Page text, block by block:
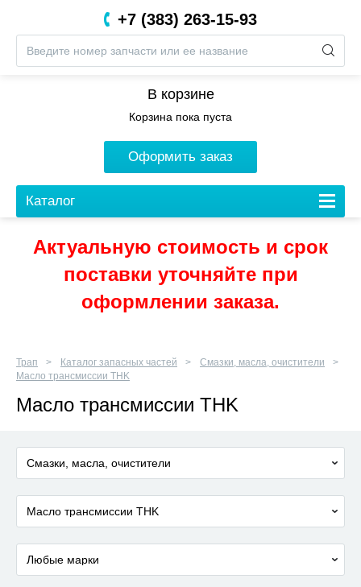
8 (800) 201-05-06
+7 (383) 263-15-93
В корзине
Корзина пока пуста
Оформить заказ
Каталог
Актуальную стоимость и срок
поставки уточняйте при
оформлении заказа.
Трап Каталог запасных частей
Смазки, масла, очистители
Масло трансмиссии THK
Масло трансмиссии THK